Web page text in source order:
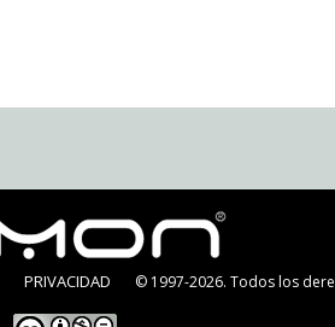
PRIVACIDAD © 1997-2026. Todos los